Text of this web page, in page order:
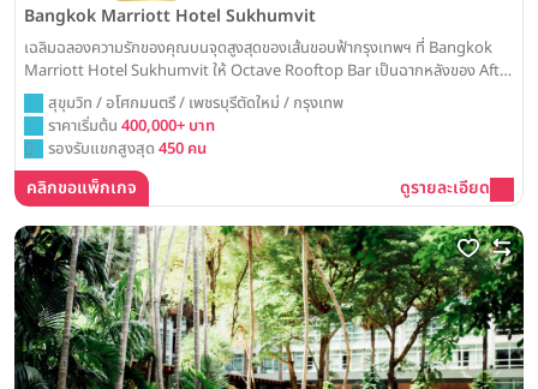
Bangkok Marriott Hotel Sukhumvit
เฉลิมฉลองความรักของคุณบนจุดสูงสุดของเส้นขอบฟ้ากรุงเทพฯ ที่ Bangkok
Marriott Hotel Sukhumvit ให้ Octave Rooftop Bar เป็นฉากหลังของ After
Party สุดชิค หรือเลือกจัดงานในห้องบอลรูมสุดหรู เพื่อค่ำคืนที่น่าตื่นตาตื่นใจและ
สมบูรณ์แบบ
สุขุมวิท / อโศกมนตรี / เพชรบุรีตัดใหม่ / กรุงเทพ
ราคาเริ่มต้น 400,000+ บาท
รองรับแขกสูงสุด 450 คน
คลิกขอแพ็กเกจ ดูรายละเอียด